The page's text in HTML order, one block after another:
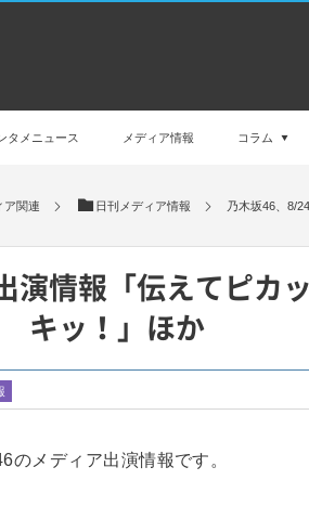
タメニュース メディア情報 コラム
ア関連 日刊メディア情報 乃木坂46、8/
演情報「伝えてピカ
キッ！」ほか
のメディア出演情報です。